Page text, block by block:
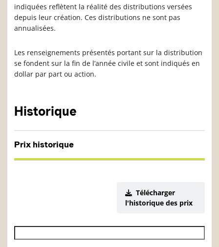
indiquées reflètent la réalité des distributions versées
depuis leur création. Ces distributions ne sont pas
annualisées.
Les renseignements présentés portant sur la distribution
se fondent sur la fin de l’année civile et sont indiqués en
dollar par part ou action.
Historique
Prix historique
Télécharger
l'historique des prix
Date de début de l’historique des VL